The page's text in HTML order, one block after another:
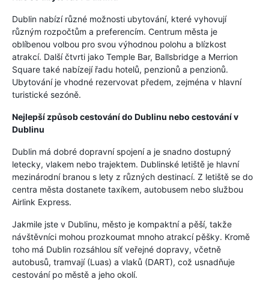
Dublin nabízí různé možnosti ubytování, které vyhovují
různým rozpočtům a preferencím. Centrum města je
oblíbenou volbou pro svou výhodnou polohu a blízkost
atrakcí. Další čtvrti jako Temple Bar, Ballsbridge a Merrion
Square také nabízejí řadu hotelů, penzionů a penzionů.
Ubytování je vhodné rezervovat předem, zejména v hlavní
turistické sezóně.
Nejlepší způsob cestování do Dublinu nebo cestování v
Dublinu
Dublin má dobré dopravní spojení a je snadno dostupný
letecky, vlakem nebo trajektem. Dublinské letiště je hlavní
mezinárodní branou s lety z různých destinací. Z letiště se do
centra města dostanete taxíkem, autobusem nebo službou
Airlink Express.
Jakmile jste v Dublinu, město je kompaktní a pěší, takže
návštěvníci mohou prozkoumat mnoho atrakcí pěšky. Kromě
toho má Dublin rozsáhlou síť veřejné dopravy, včetně
autobusů, tramvají (Luas) a vlaků (DART), což usnadňuje
cestování po městě a jeho okolí.